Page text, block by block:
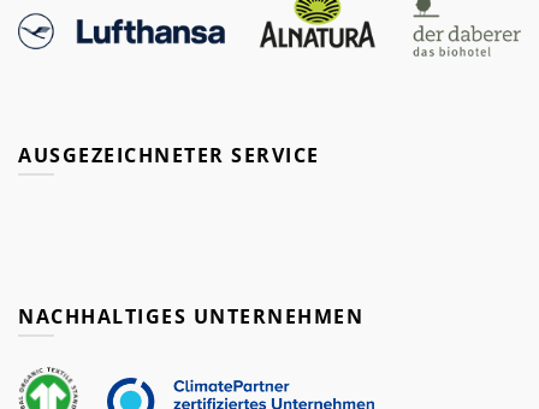
AUSGEZEICHNETER SERVICE
NACHHALTIGES UNTERNEHMEN